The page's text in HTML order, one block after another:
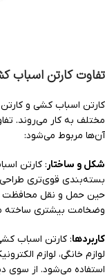
تفاوت کارتن اسباب
کارتن اسباب کشی و
مختلف به کار می‌روند.
آن‌ها مربوط می‌شود:
شکل و ساختار: کارتن
بسته‌بندی قوی‌تری
حین حمل و نقل محافظت
وضخامت بیشتری ساخته
کاربردها: کارتن اسباب
لوازم خانگی، لوازم
استفاده می‌شود. از سوی